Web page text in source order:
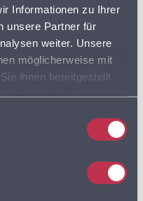
Informationen zu Ihrer
unsere Partner für
weiter. Unsere
möglicherweise mit
ihnen bereitgestellt
weiterhin nutzen.
verfügbar